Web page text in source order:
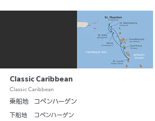
Classic Caribbean
Classic Caribbean
乗船地
下船地
コペンハーゲン
コペンハーゲン